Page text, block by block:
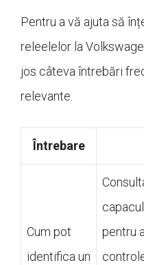
Pentru a vă ajuta să
releelelor la
jos câteva întrebări
relevante.
Întrebare
Cum pot
identifica un
pentru